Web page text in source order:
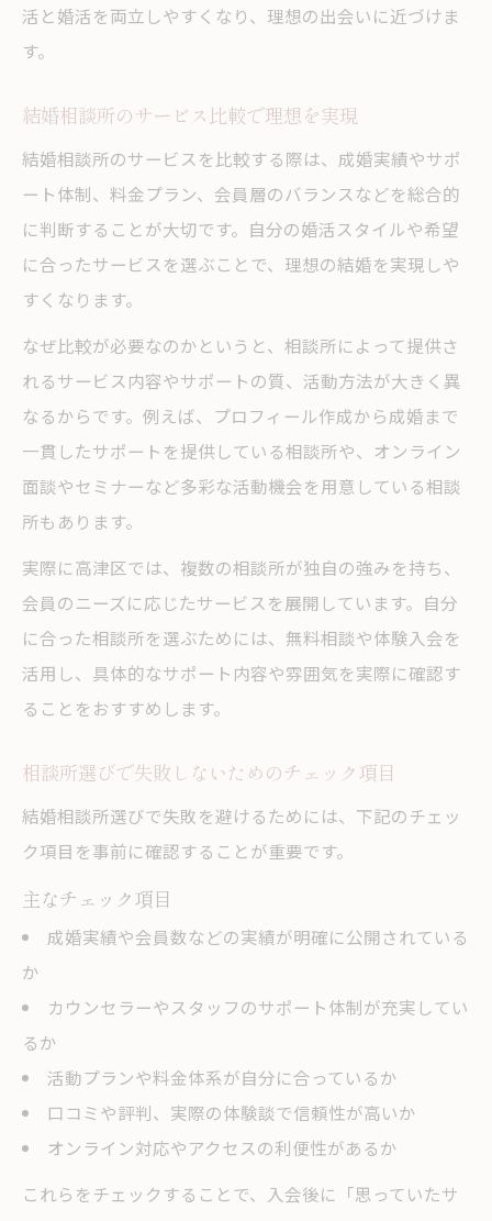
活と婚活を両立しやすくなり、理想の出会いに近づけま
す。
結婚相談所のサービス比較で理想を実現
結婚相談所のサービスを比較する際は、成婚実績やサポ
ート体制、料金プラン、会員層のバランスなどを総合的
に判断することが大切です。自分の婚活スタイルや希望
に合ったサービスを選ぶことで、理想の結婚を実現しや
すくなります。
なぜ比較が必要なのかというと、相談所によって提供さ
れるサービス内容やサポートの質、活動方法が大きく異
なるからです。例えば、プロフィール作成から成婚まで
一貫したサポートを提供している相談所や、オンライン
面談やセミナーなど多彩な活動機会を用意している相談
所もあります。
実際に高津区では、複数の相談所が独自の強みを持ち、
会員のニーズに応じたサービスを展開しています。自分
に合った相談所を選ぶためには、無料相談や体験入会を
活用し、具体的なサポート内容や雰囲気を実際に確認す
ることをおすすめします。
相談所選びで失敗しないためのチェック項目
結婚相談所選びで失敗を避けるためには、下記のチェッ
ク項目を事前に確認することが重要です。
主なチェック項目
成婚実績や会員数などの実績が明確に公開されている
か
カウンセラーやスタッフのサポート体制が充実してい
るか
活動プランや料金体系が自分に合っているか
口コミや評判、実際の体験談で信頼性が高いか
オンライン対応やアクセスの利便性があるか
これらをチェックすることで、入会後に「思っていたサ